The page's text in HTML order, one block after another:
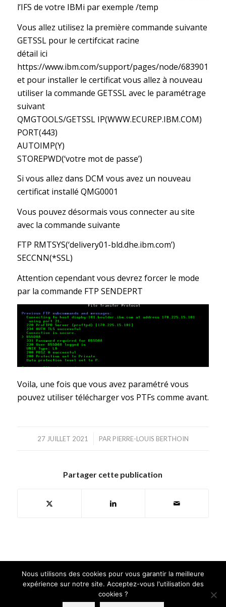
l’IFS de votre IBMi par exemple /temp
Vous allez utilisez la première commande suivante
GETSSL pour le certifcicat racine
détail ici
https://www.ibm.com/support/pages/node/683901
et pour installer le certificat vous allez à nouveau
utiliser la commande GETSSL avec le paramétrage
suivant
QMGTOOLS/GETSSL IP(WWW.ECUREP.IBM.COM)
PORT(443)
AUTOIMP(Y)
STOREPWD(‘votre mot de passe’)
Si vous allez dans DCM vous avez un nouveau
certificat installé QMG0001
Vous pouvez désormais vous connecter au site
avec la commande suivante
FTP RMTSYS(‘delivery01-bld.dhe.ibm.com’)
SECCNN(*SSL)
Attention cependant vous devrez forcer le mode
par la commande FTP SENDEPRT
Voila, une fois que vous avez paramétré vous
pouvez utiliser télécharger vos PTFs comme avant.
27 JUILLET 2021
/ PAR PIERRE-LOUIS BERTHOIN
Partager cette publication
©Copyright. GAIA MINI SYSTEMES | Tous droits réservés |Mentions
Wovenlinks, agence web
Nous utilisons des cookies pour vous garantir la meilleure
expérience sur notre site. Acceptez-vous l'utilisation des
cookies ?